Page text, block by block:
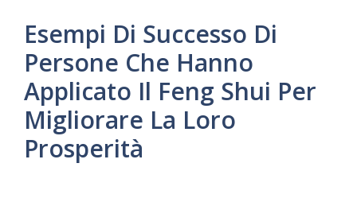
Esempi Di Successo Di
Persone Che Hanno
Applicato Il Feng Shui Per
Migliorare La Loro
Prosperità